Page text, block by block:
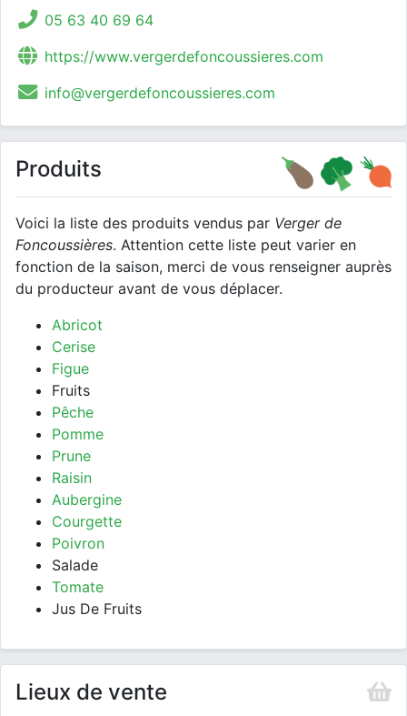
05 63 40 69 64
https://www.vergerdefoncoussieres.com
info@vergerdefoncoussieres.com
Produits
Voici la liste des produits vendus par Verger de
Foncoussières. Attention cette liste peut varier en
fonction de la saison, merci de vous renseigner auprès
du producteur avant de vous déplacer.
Abricot
Cerise
Figue
Fruits
Pêche
Pomme
Prune
Raisin
Aubergine
Courgette
Poivron
Salade
Tomate
Jus De Fruits
Lieux de vente